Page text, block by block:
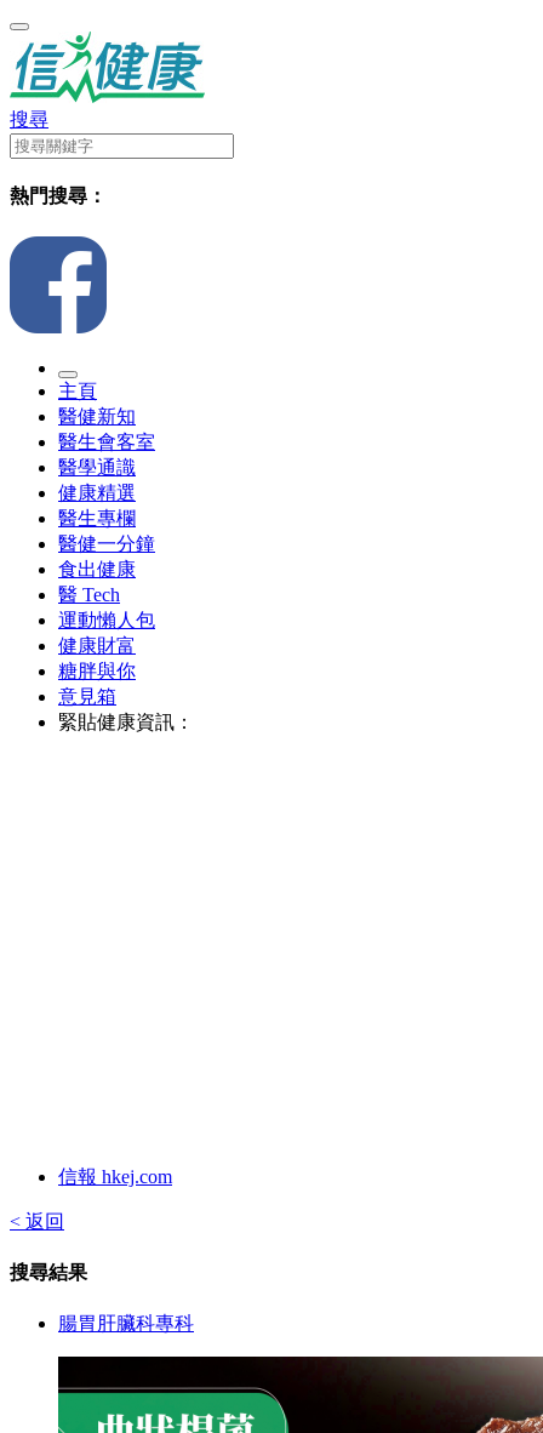
搜尋
熱門搜尋：
主頁
醫健新知
醫生會客室
醫學通識
健康精選
醫生專欄
醫健一分鐘
食出健康
醫 Tech
運動懶人包
健康財富
糖胖與你
意見箱
緊貼健康資訊：
信報 hkej.com
< 返回
搜尋結果
腸胃肝臟科專科